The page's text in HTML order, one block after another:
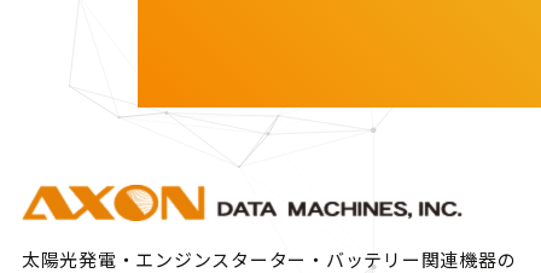
太陽光発電・エンジンスターター・バッテリー関連機器の